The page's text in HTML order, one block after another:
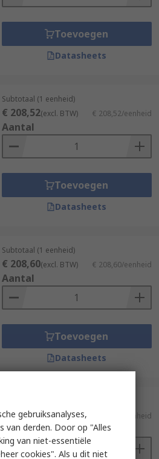
Toevoegen
Datasheets
Subtotaal (1 eenheid)
€ 208,52(excl. BTW) € 208,52/eenheid
Aantal
Toevoegen
Datasheets
Subtotaal (1 eenheid)
€ 208,60(excl. BTW) € 208,60/eenheid
Aantal
Toevoegen
Datasheets
€ 85,13(excl. BTW) € 85,13/eenheid
Aantal
gebruiksanalyses,
van derden. Door op "Alles
van niet-essentiële
cookies". Als u dit niet